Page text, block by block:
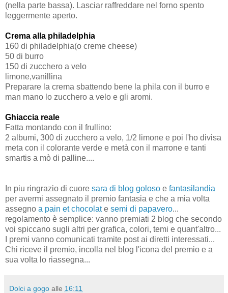
(nella parte bassa). Lasciar raffreddare nel forno spento
leggermente aperto.
Crema alla philadelphia
160 di philadelphia(o creme cheese)
50 di burro
150 di zucchero a velo
limone,vanillina
Preparare la crema sbattendo bene la phila con il burro e
man mano lo zucchero a velo e gli aromi.
Ghiaccia reale
Fatta montando con il frullino:
2 albumi, 300 di zucchero a velo, 1/2 limone e poi l'ho divisa
meta con il colorante verde e metà con il marrone e tanti
smartis a mò di palline....
In piu ringrazio di cuore sara di blog goloso e fantasilandia
per avermi assegnato il premio fantasia e che a mia volta
assegno a pain et chocolate semi di papavero...
regolamento è semplice: vanno premiati 2 blog che secondo
voi spiccano sugli altri per grafica, colori, temi e quant'altro...
I premi vanno comunicati tramite post ai diretti interessati...
Chi riceve il premio, incolla nel blog l'icona del premio e a
sua volta lo riassegna...
Dolci a gogo alle 16:11